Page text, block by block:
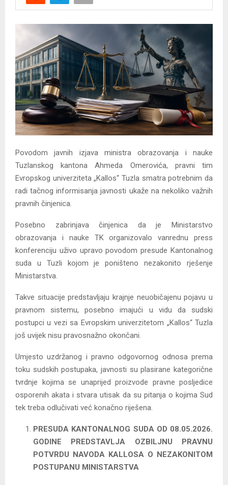
Y
E
N
U
Povodom javnih izjava ministra obrazovanja i nauke
Tuzlanskog kantona Ahmeda Omerovića, pravni tim
Evropskog univerziteta „Kallos“ Tuzla smatra potrebnim da
radi tačnog informisanja javnosti ukaže na nekoliko važnih
pravnih činjenica.
Posebno zabrinjava činjenica da je Ministarstvo
obrazovanja i nauke TK organizovalo vanrednu press
konferenciju uživo upravo povodom presude Kantonalnog
suda u Tuzli kojom je poništeno nezakonito rješenje
Ministarstva.
Takve situacije predstavljaju krajnje neuobičajenu pojavu u
pravnom sistemu, posebno imajući u vidu da sudski
postupci u vezi sa Evropskim univerzitetom „Kallos“ Tuzla
još uvijek nisu pravosnažno okončani.
Umjesto uzdržanog i pravno odgovornog odnosa prema
toku sudskih postupaka, javnosti su plasirane kategorične
tvrdnje kojima se unaprijed proizvode pravne posljedice
osporenih akata i stvara utisak da su pitanja o kojima Sud
tek treba odlučivati već konačno riješena.
PRESUDA KANTONALNOG SUDA OD 08.05.2026.
GODINE PREDSTAVLJA OZBILJNU PRAVNU
POTVRDU NAVODA KALLOSA O NEZAKONITOM
POSTUPANU MINISTARSTVA